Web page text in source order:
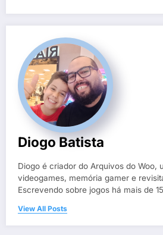
Diogo Batista
Diogo é criador do Arquivos do Woo,
videogames, memória gamer e
Escrevendo sobre jogos há mais de
View All Posts